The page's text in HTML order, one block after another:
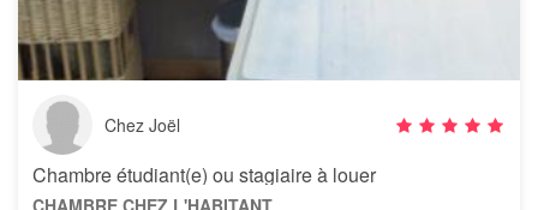
Chez Joël
Chambre étudiant(e) ou stagiaire à louer
CHAMBRE CHEZ L'HABITANT